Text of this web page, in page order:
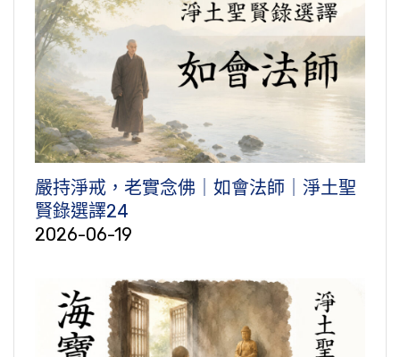
嚴持淨戒，老實念佛｜如會法師｜淨土聖
賢錄選譯24
2026-06-19